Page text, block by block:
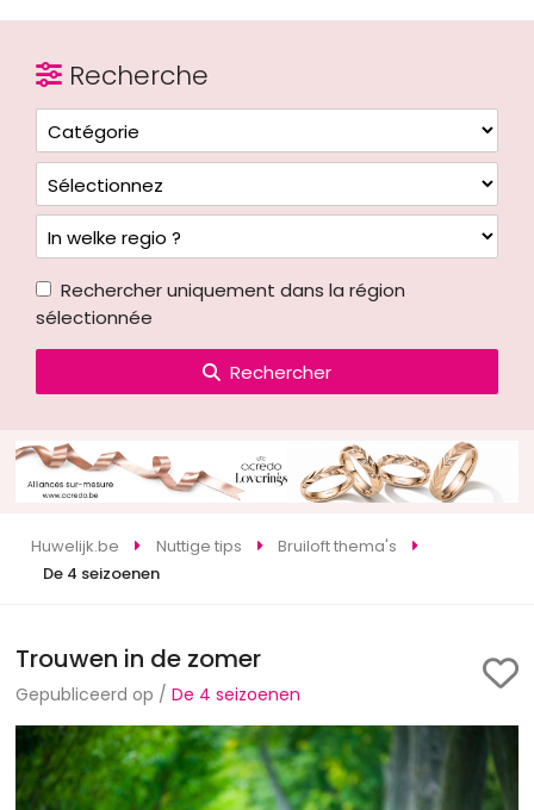
Recherche
Rechercher uniquement dans la région
sélectionnée
Rechercher
Huwelijk.be Nuttige tips
Bruiloft thema's
De 4 seizoenen
Trouwen in de zomer
Gepubliceerd op /De 4 seizoenen